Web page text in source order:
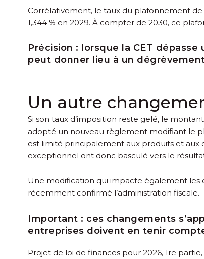
Corrélativement, le taux du plafonnement de
1,344 % en 2029. À compter de 2030, ce
Précision : lorsque la CET
peut donner lieu à un
Un autre
Si son taux d’imposition reste gelé, le
adopté un nouveau règlement modifiant le
est limité principalement aux produits et
exceptionnel ont donc basculé vers le
Une modification qui impacte également les
récemment confirmé l’administration fiscale.
Important : ces changements
entreprises doivent en tenir
Projet de loi de finances pour 2026, 1re